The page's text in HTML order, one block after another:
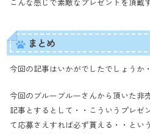
こんな感じで素敵なプレゼントを頂戴
まとめ
今回の記事はいかがでしたでしょうか
今回のブルーブルーさんから頂いた非
記事とするとして・・こういうプレゼ
て応募さえすれば必ず貰える・・とい